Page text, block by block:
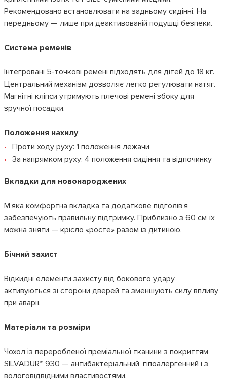
кріпленнями Isofix та i-Size-сумісними місцями.
Рекомендовано встановлювати на задньому сидінні. На
передньому — лише при деактивованій подушці безпеки.
Система ременів
Інтегровані 5-точкові ремені підходять для дітей до 18 кг.
Центральний механізм дозволяє легко регулювати натяг.
Магнітні кліпси утримують плечові ремені збоку для
зручної посадки.
Положення нахилу
Проти ходу руху: 1 положення лежачи
За напрямком руху: 4 положення сидіння та відпочинку
Вкладки для новонароджених
М’яка комфортна вкладка та додаткове підголів’я
забезпечують правильну підтримку. Приблизно з 60 см їх
можна зняти — крісло «росте» разом із дитиною.
Відкидні елементи захисту від бокового удару
активуються зі сторони дверей та зменшують силу впливу
при аварії.
Матеріали та розміри
Чохол із переробленої преміальної тканини з покриттям
SILVADUR™ 930 — антибактеріальний, гіпоалергенний і з